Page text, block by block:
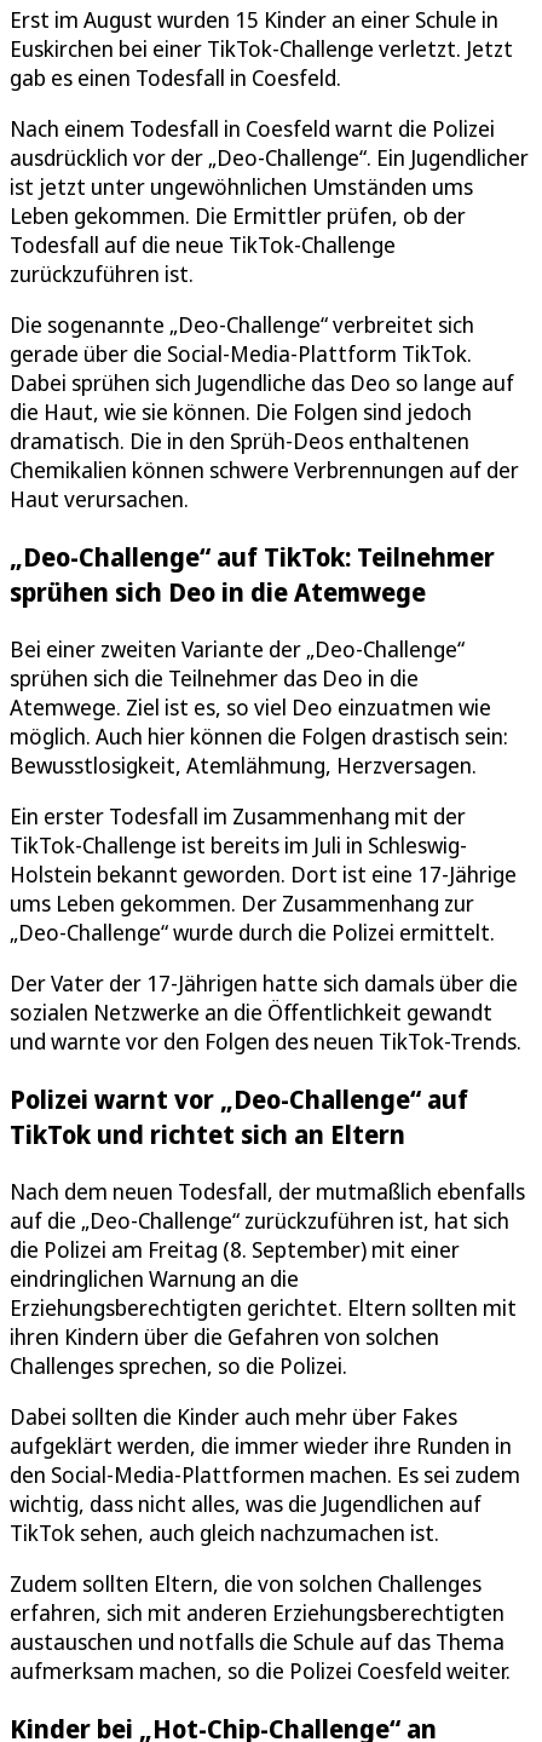
Erst im August wurden 15 Kinder an einer Schule in
Euskirchen bei einer TikTok-Challenge verletzt. Jetzt
gab es einen Todesfall in Coesfeld.
Nach einem Todesfall in Coesfeld warnt die Polizei
ausdrücklich vor der „Deo-Challenge“. Ein Jugendlicher
ist jetzt unter ungewöhnlichen Umständen ums
Leben gekommen. Die Ermittler prüfen, ob der
Todesfall auf die neue TikTok-Challenge
zurückzuführen ist.
Die sogenannte „Deo-Challenge“ verbreitet sich
gerade über die Social-Media-Plattform TikTok.
Dabei sprühen sich Jugendliche das Deo so lange auf
die Haut, wie sie können. Die Folgen sind jedoch
dramatisch. Die in den Sprüh-Deos enthaltenen
Chemikalien können schwere Verbrennungen auf der
Haut verursachen.
„Deo-Challenge“ auf TikTok: Teilnehmer
sprühen sich Deo in die Atemwege
Bei einer zweiten Variante der „Deo-Challenge“
sprühen sich die Teilnehmer das Deo in die
Atemwege. Ziel ist es, so viel Deo einzuatmen wie
möglich. Auch hier können die Folgen drastisch sein:
Bewusstlosigkeit, Atemlähmung, Herzversagen.
Ein erster Todesfall im Zusammenhang mit der
TikTok-Challenge ist bereits im Juli in Schleswig-
Holstein bekannt geworden. Dort ist eine 17-Jährige
ums Leben gekommen. Der Zusammenhang zur
„Deo-Challenge“ wurde durch die Polizei ermittelt.
Der Vater der 17-Jährigen hatte sich damals über die
sozialen Netzwerke an die Öffentlichkeit gewandt
und warnte vor den Folgen des neuen TikTok-Trends.
Polizei warnt vor „Deo-Challenge“ auf
TikTok und richtet sich an Eltern
Nach dem neuen Todesfall, der mutmaßlich ebenfalls
auf die „Deo-Challenge“ zurückzuführen ist, hat sich
die Polizei am Freitag (8. September) mit einer
eindringlichen Warnung an die
Erziehungsberechtigten gerichtet. Eltern sollten mit
ihren Kindern über die Gefahren von solchen
Challenges sprechen, so die Polizei.
Dabei sollten die Kinder auch mehr über Fakes
aufgeklärt werden, die immer wieder ihre Runden in
den Social-Media-Plattformen machen. Es sei zudem
wichtig, dass nicht alles, was die Jugendlichen auf
TikTok sehen, auch gleich nachzumachen ist.
Zudem sollten Eltern, die von solchen Challenges
erfahren, sich mit anderen Erziehungsberechtigten
austauschen und notfalls die Schule auf das Thema
aufmerksam machen, so die Polizei Coesfeld weiter.
Kinder bei „Hot-Chip-Challenge“ an